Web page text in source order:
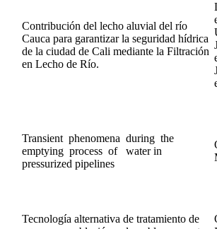
Contribución del lecho aluvial del río
Cauca para garantizar la seguridad hídrica
de la ciudad de Cali mediante la Filtración
en Lecho de Río.
Transient phenomena during the
emptying process of water in
pressurized pipelines
Tecnología alternativa de tratamiento de